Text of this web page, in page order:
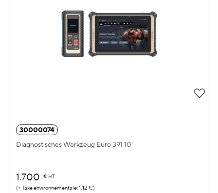
30000074
Diagnostisches Werkzeug Euro 391 10"
1.700 € HT
1,12 €
Zur